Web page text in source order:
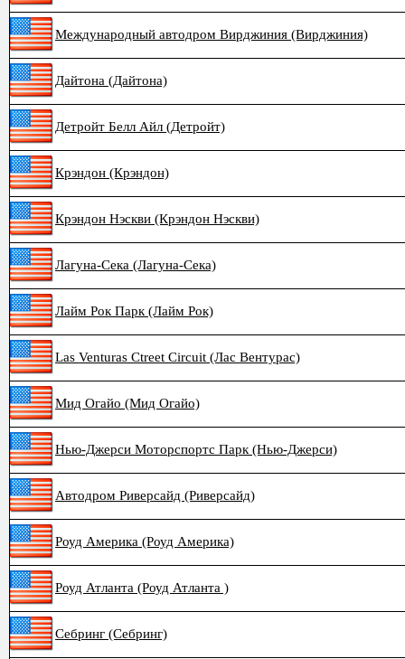
Международный автодром Вирджиния (Вирджиния)
Дайтона (Дайтона)
Детройт Белл Айл (Детройт)
Крэндон (Крэндон)
Крэндон Нэскви (Крэндон Нэскви)
Лагуна-Сека (Лагуна-Сека)
Лайм Рок Парк (Лайм Рок)
Las Venturas Ctreet Circuit (Лас Вентурас)
Мид Огайо (Мид Огайо)
Нью-Джерси Моторспортс Парк (Нью-Джерси)
Автодром Риверсайд (Риверсайд)
Роуд Америка (Роуд Америка)
Роуд Атланта (Роуд Атланта )
Себринг (Себринг)